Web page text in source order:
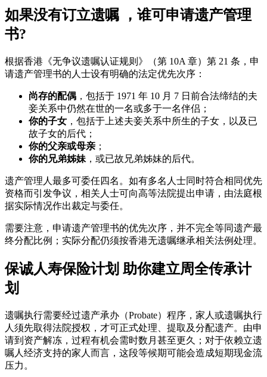
如果没有订立遗嘱 ，谁可申请遗产管理
书?
根据香港《无争议遗嘱认证规则》（第 10A 章）第 21 条，申
请遗产管理书的人士设有明确的法定优先次序：
尚存的配偶 ，包括于 1971 年 10 月 7 日前合法缔结的夫
妾关系中仍然在世的一名或多于一名伴侣；
你的子女 ，包括于上述夫妾关系中所生的子女，以及已
故子女的后代；
你的父亲或母亲 ；
你的兄弟姊妹 ，或已故兄弟姊妹的后代。
遗产管理人最多可委任四名。如有多名人士同时符合相同优先
资格而引发争议，相关人士可向高等法院提出申请，由法庭根
据实际情况作出裁定与委任。
需要注意，申请遗产管理书的优先次序，并不完全等同遗产最
终分配比例；实际分配仍须按香港无遗嘱继承相关法例处理。
保诚人寿保险计划 助你建立周全传承计
划
遗嘱执行需要经过遗产承办（Probate）程序，家人或遗嘱执行
人须先取得法院授权，才可正式处理、提取及分配遗产。由申
请到资产解冻，过程有机会需时数月甚至更久；对于依赖立遗
嘱人经济支持的家人而言，这段等候期可能会造成短期现金流
压力。